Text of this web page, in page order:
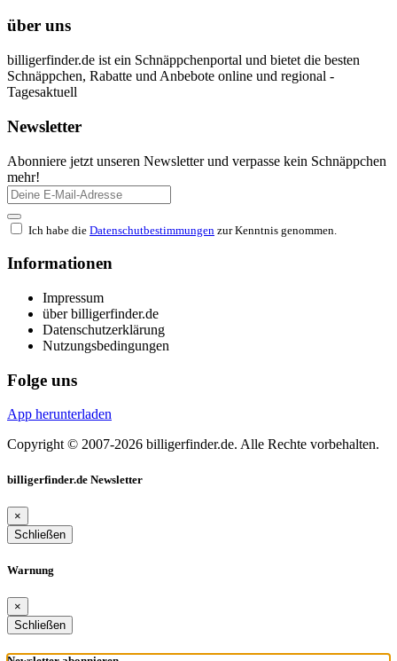
über uns
billigerfinder.de ist ein Schnäppchenportal und bietet die besten
Schnäppchen, Rabatte und Anbebote online und regional -
Tagesaktuell
Newsletter
Abonniere jetzt unseren Newsletter und verpasse kein Schnäppchen
mehr!
Ich habe die Datenschutbestimmungen zur Kenntnis genommen.
Informationen
Impressum
über billigerfinder.de
Datenschutzerklärung
Nutzungsbedingungen
Folge uns
App herunterladen
Copyright © 2007-2026 billigerfinder.de. Alle Rechte vorbehalten.
billigerfinder.de Newsletter
×
Schließen
Warnung
×
Schließen